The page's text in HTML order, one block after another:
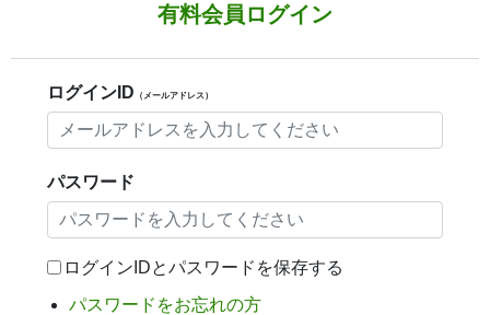
有料会員ログイン
ログインID （メールアドレス）
パスワード
ログインIDとパスワードを保存する
パスワードをお忘れの方